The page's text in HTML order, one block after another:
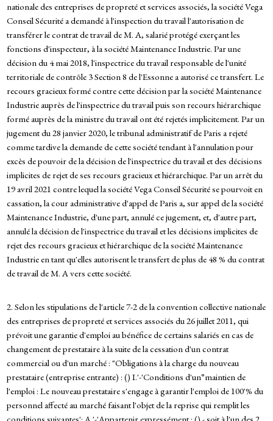
nationale des entreprises de propreté et services associés, la société Vega
Conseil Sécurité a demandé à l'inspection du travail l'autorisation de
transférer le contrat de travail de M. A, salarié protégé exerçant les
fonctions d'inspecteur, à la société Maintenance Industrie. Par une
décision du 4 mai 2018, l'inspectrice du travail responsable de l'unité
territoriale de contrôle 3 Section 8 de l'Essonne a autorisé ce transfert. Le
recours gracieux formé contre cette décision par la société Maintenance
Industrie auprès de l'inspectrice du travail puis son recours hiérarchique
formé auprès de la ministre du travail ont été rejetés implicitement. Par un
jugement du 28 janvier 2020, le tribunal administratif de Paris a rejeté
comme tardive la demande de cette société tendant à l'annulation pour
excès de pouvoir de la décision de l'inspectrice du travail et des décisions
implicites de rejet de ses recours gracieux et hiérarchique. Par un arrêt du
19 avril 2021 contre lequel la société Vega Conseil Sécurité se pourvoit en
cassation, la cour administrative d'appel de Paris a, sur appel de la société
Maintenance Industrie, d'une part, annulé ce jugement, et, d'autre part,
annulé la décision de l'inspectrice du travail et les décisions implicites de
rejet des recours gracieux et hiérarchique de la société Maintenance
Industrie en tant qu'elles autorisent le transfert de plus de 48 % du contrat
de travail de M. A vers cette société.
2. Selon les stipulations de l'article 7-2 de la convention collective nationale
des entreprises de propreté et services associés du 26 juillet 2011, qui
prévoit une garantie d'emploi au bénéfice de certains salariés en cas de
changement de prestataire à la suite de la cessation d'un contrat
commercial ou d'un marché : "Obligations à la charge du nouveau
prestataire (entreprise entrante) : () I.'-'Conditions d'un°maintien de
l'emploi : Le nouveau prestataire s'engage à garantir l'emploi de 100'% du
personnel affecté au marché faisant l'objet de la reprise qui remplit les